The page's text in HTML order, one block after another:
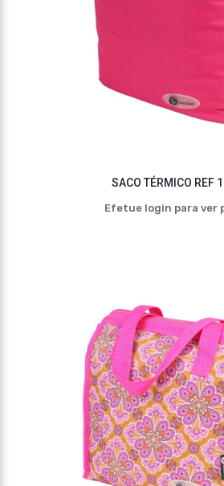
SACO TÉRMICO REF
Efetue login para ver